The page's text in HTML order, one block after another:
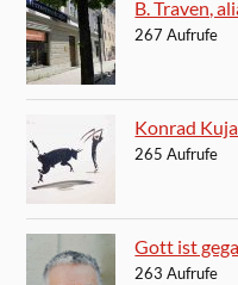
B. Traven,
267 Aufrufe
Konrad
265 Aufrufe
Gott ist
263 Aufrufe